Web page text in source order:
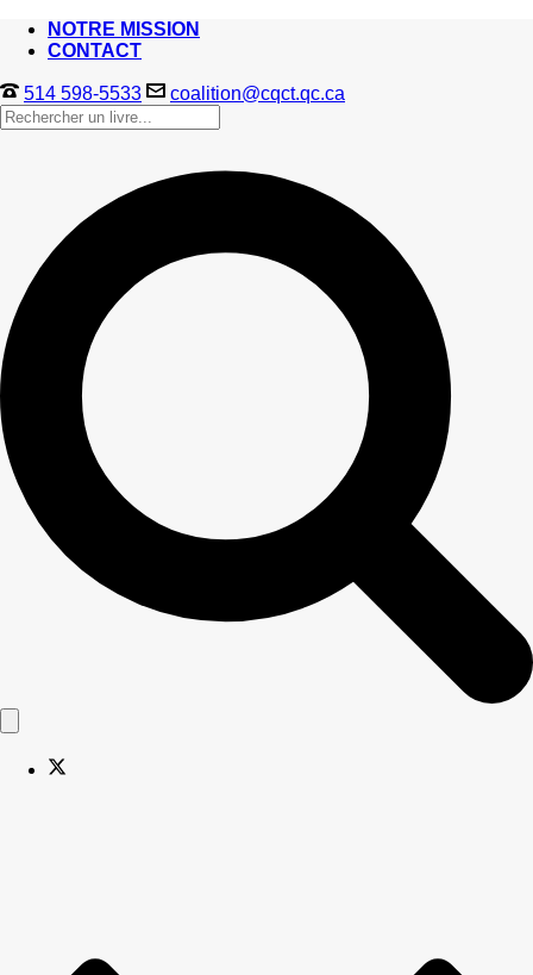
NOTRE MISSION
CONTACT
514 598-5533 coalition@cqct.qc.ca